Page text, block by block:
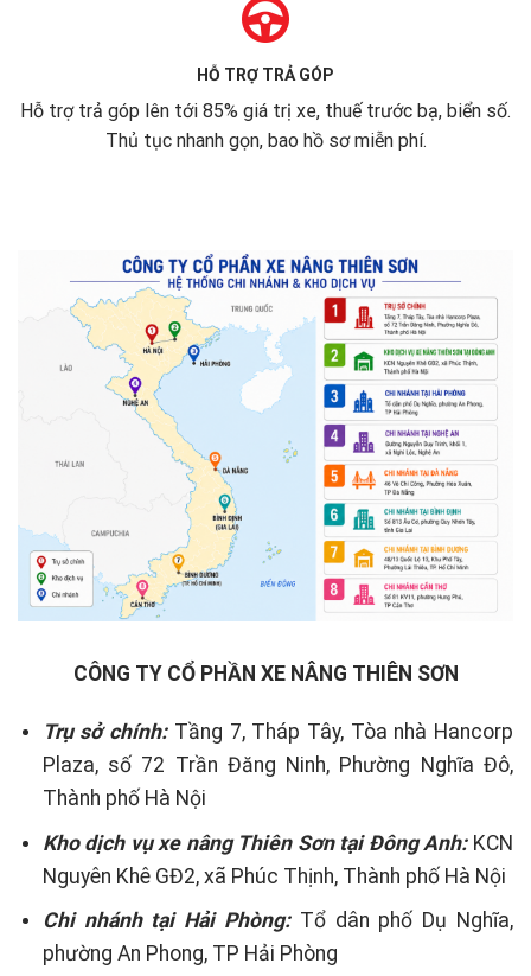
HỖ TRỢ TRẢ GÓP
Hỗ trợ trả góp lên tới 85% giá trị xe, thuế trước bạ, biển số.
Thủ tục nhanh gọn, bao hồ sơ miễn phí.
CÔNG TY CỔ PHẦN XE NÂNG THIÊN SƠN
Trụ sở chính:Tầng 7, Tháp Tây, Tòa nhà Hancorp
Plaza, số 72 Trần Đăng Ninh, Phường Nghĩa Đô,
Thành phố Hà Nội
Kho dịch vụ xe nâng Thiên Sơn tại Đông Anh: KCN
Nguyên Khê GĐ2, xã Phúc Thịnh, Thành phố Hà Nội
Chi nhánh tại Hải Phòng: Tổ dân phố Dụ Nghĩa,
phường An Phong, TP Hải Phòng